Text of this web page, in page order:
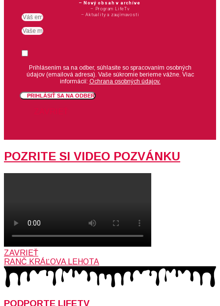
– Nový obsah v archíve
– Program LifeTv
– Aktuality a zaujímavosti
Prihlásením sa na odber, súhlasíte so spracovaním osobných
údajov (emailová adresa). Vaše súkromie berieme vážne. Viac
informácií: Ochrana osobných údajov.
PRIHLÁSIŤ SA NA ODBER
POZRITE SI VIDEO POZVÁNKU
ZAVRIEŤ
RANČ KRÁĽOVA LEHOTA
PODPORTE LIFETV